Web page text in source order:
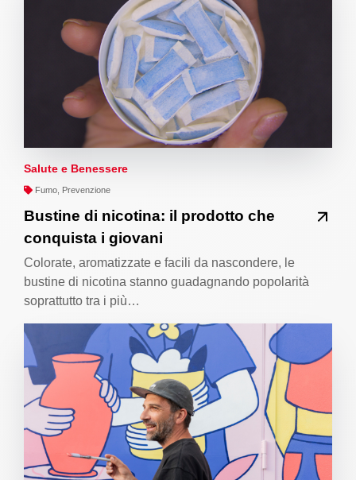
Salute e Benessere
Fumo, Prevenzione
Bustine di nicotina: il prodotto che
conquista i giovani
Colorate, aromatizzate e facili da nascondere, le
bustine di nicotina stanno guadagnando popolarità
soprattutto tra i più…